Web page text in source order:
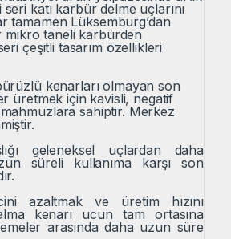
katı karbür delme uçlarını
tamamen Lüksemburg’dan
mikro taneli karbürden
çeşitli tasarım özellikleri
kenarları olmayan son
üretmek için kavisli, negatif
sahiptir. Merkez
geleneksel uçlardan daha
süreli kullanıma karşı son
azaltmak ve üretim hızını
kenarı ucun tam ortasına
arasında daha uzun süre